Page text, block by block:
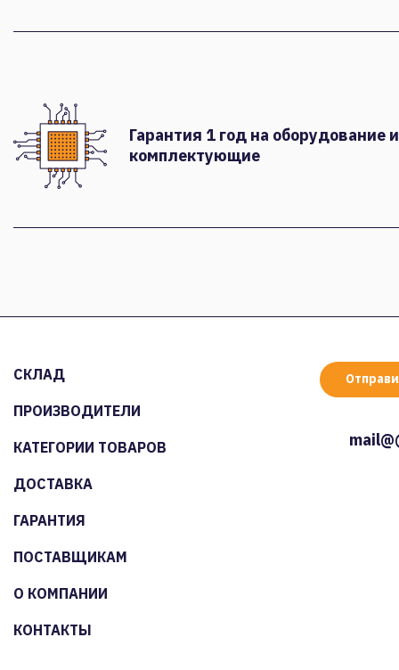
Гарантия 1 год на оборудование и
комплектующие
СКЛАД
ПРОИЗВОДИТЕЛИ
КАТЕГОРИИ ТОВАРОВ
ДОСТАВКА
ГАРАНТИЯ
ПОСТАВЩИКАМ
О КОМПАНИИ
КОНТАКТЫ